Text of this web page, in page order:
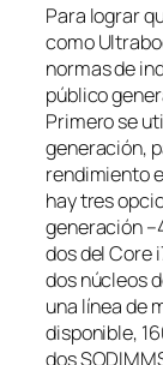
Para lograr
como
normas de
público
Primero se
generación,
rendimiento
hay tres
generación
dos del Core
dos núcleos
una línea de
disponible,
dos